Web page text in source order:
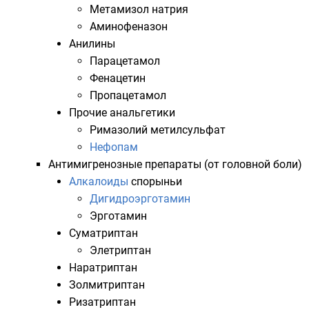
Метамизол натрия
Аминофеназон
Анилины
Парацетамол
Фенацетин
Пропацетамол
Прочие анальгетики
Римазолий метилсульфат
Нефопам
Антимигренозные препараты (от головной боли)
Алкалоиды спорыньи
Дигидроэрготамин
Эрготамин
Суматриптан
Элетриптан
Наратриптан
Золмитриптан
Ризатриптан